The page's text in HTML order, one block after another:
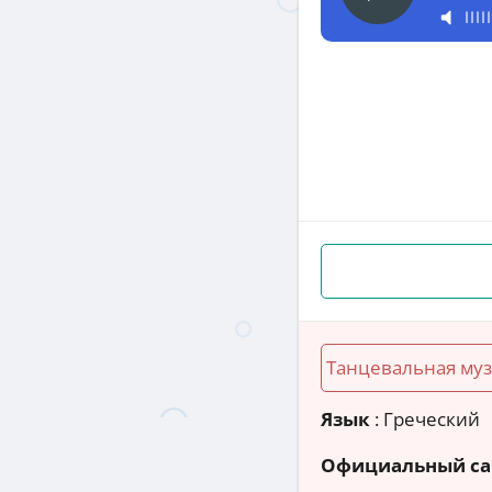
Танцевальная
Язык : Греческий
Официальный